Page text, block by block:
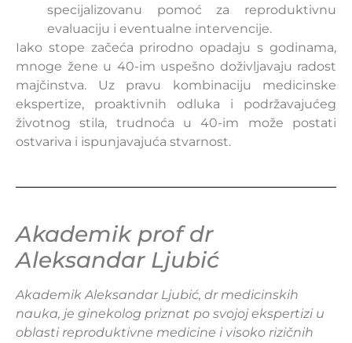
specijalizovanu pomoć za reproduktivnu
evaluaciju i eventualne intervencije.
Iako stope začeća prirodno opadaju s godinama,
mnoge žene u 40-im uspešno doživljavaju radost
majčinstva. Uz pravu kombinaciju medicinske
ekspertize, proaktivnih odluka i podržavajućeg
životnog stila, trudnoća u 40-im može postati
ostvariva i ispunjavajuća stvarnost.
Akademik prof dr
Aleksandar Ljubić
Akademik Aleksandar Ljubić, dr medicinskih
nauka, je ginekolog priznat po svojoj ekspertizi u
oblasti reproduktivne medicine i visoko rizičnih